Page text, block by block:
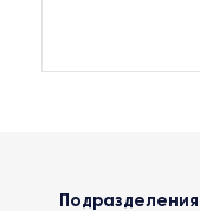
Подразделения